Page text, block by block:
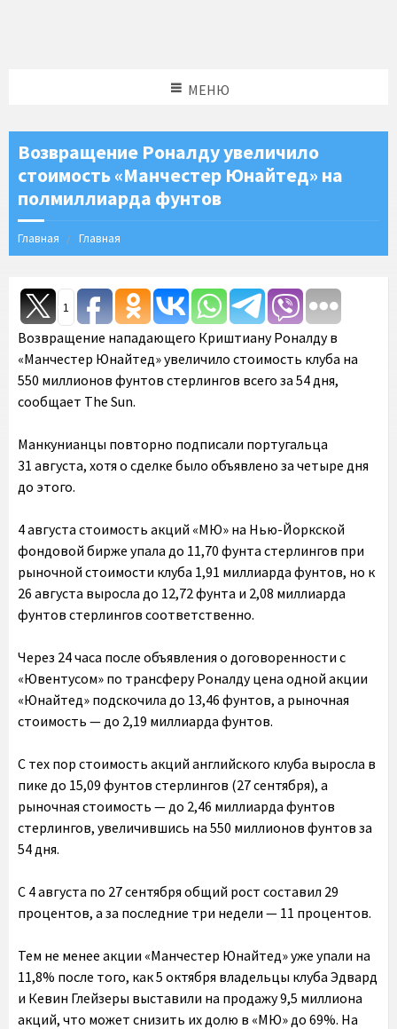
МЕНЮ
Возвращение Роналду увеличило
стоимость «Манчестер Юнайтед» на
полмиллиарда фунтов
Главная Главная
1
Возвращение нападающего Криштиану Роналду в
«Манчестер Юнайтед» увеличило стоимость клуба на
550 миллионов фунтов стерлингов всего за 54 дня,
сообщает The Sun.
Манкунианцы повторно подписали португальца
31 августа, хотя о сделке было объявлено за четыре дня
до этого.
4 августа стоимость акций «МЮ» на Нью-Йоркской
фондовой бирже упала до 11,70 фунта стерлингов при
рыночной стоимости клуба 1,91 миллиарда фунтов, но к
26 августа выросла до 12,72 фунта и 2,08 миллиарда
фунтов стерлингов соответственно.
Через 24 часа после объявления о договоренности с
«Ювентусом» по трансферу Роналду цена одной акции
«Юнайтед» подскочила до 13,46 фунтов, а рыночная
стоимость — до 2,19 миллиарда фунтов.
С тех пор стоимость акций английского клуба выросла в
пике до 15,09 фунтов стерлингов (27 сентября), а
рыночная стоимость — до 2,46 миллиарда фунтов
стерлингов, увеличившись на 550 миллионов фунтов за
54 дня.
С 4 августа по 27 сентября общий рост составил 29
процентов, а за последние три недели — 11 процентов.
Тем не менее акции «Манчестер Юнайтед» уже упали на
11,8% после того, как 5 октября владельцы клуба Эдвард
и Кевин Глейзеры выставили на продажу 9,5 миллиона
акций, что может снизить их долю в «МЮ» до 69%. На